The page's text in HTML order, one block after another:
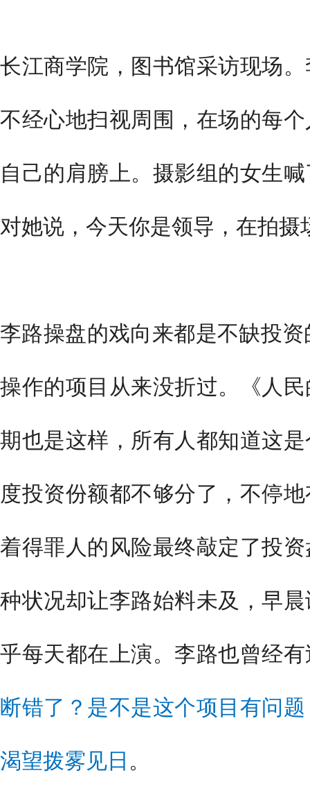
长江商学院，图书馆采访现场
不经心地扫视周围，在场的每
自己的肩膀上。摄影组的女生
对她说，今天你是领导，在拍摄
李路操盘的戏向来都是不缺投
操作的项目从来没折过。《人
期也是这样，所有人都知道这
度投资份额都不够分了，不停
着得罪人的风险最终敲定了投
种状况却让李路始料未及，早
乎每天都在上演。李路也曾经
断错了？是不是这个项目有问
渴望拨雾见日 。